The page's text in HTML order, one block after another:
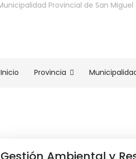
Inicio Provincia